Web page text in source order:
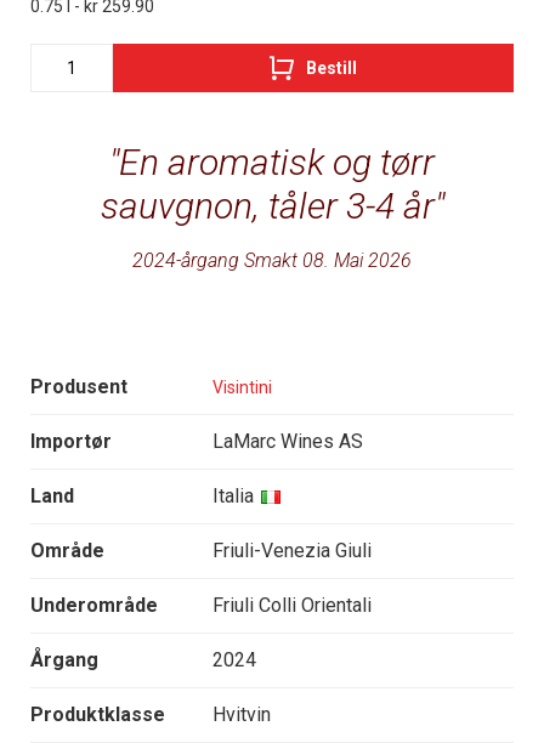
En aromatisk og tørr
sauvgnon, tåler 3-4 år
2024-årgang Smakt 08. Mai 2026
Produsent Visintini
Importør LaMarc Wines AS
Land Italia
Område Friuli-Venezia Giuli
Underområde Friuli Colli Orientali
Årgang 2024
Produktklasse Hvitvin
0.75 l - kr 259.90
Bestill